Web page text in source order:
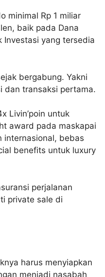
minimal Rp 1 miliar
baik pada Dana
Investasi yang tersedia
bergabung. Yakni
dan transaksi pertama.
Livin’poin untuk
award pada maskapai
internasional, bebas
benefits untuk luxury
perjalanan
private sale di
harus menyiapkan
menjadi nasabah